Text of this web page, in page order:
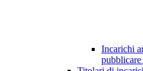
Incarichi